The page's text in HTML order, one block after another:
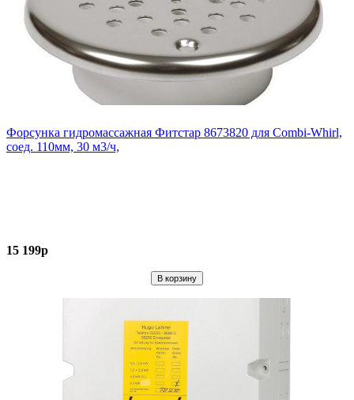
Форсунка гидромассажная Фитстар 8673820 для Combi-Whirl,
соед. 110мм, 30 м3/ч,
15 199р